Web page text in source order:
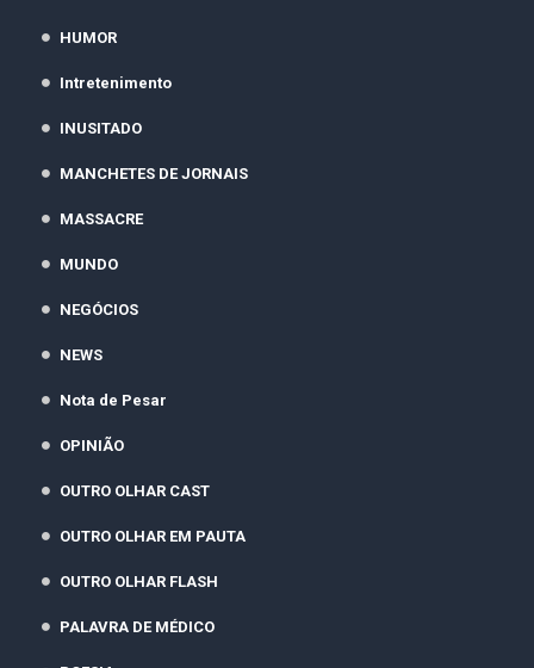
HUMOR
Intretenimento
INUSITADO
MANCHETES DE JORNAIS
MASSACRE
MUNDO
NEGÓCIOS
NEWS
Nota de Pesar
OPINIÃO
OUTRO OLHAR CAST
OUTRO OLHAR EM PAUTA
OUTRO OLHAR FLASH
PALAVRA DE MÉDICO